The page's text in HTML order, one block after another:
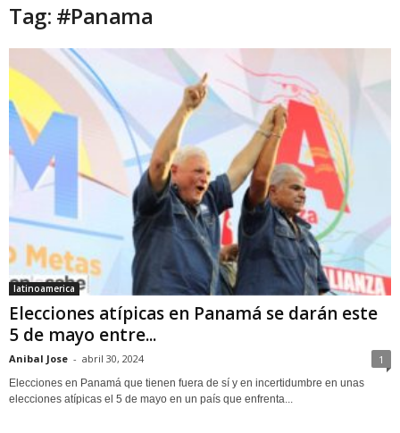
Tag: #Panama
latinoamerica
Elecciones atípicas en Panamá se darán este
5 de mayo entre...
Anibal Jose - abril 30, 2024 1
Elecciones en Panamá que tienen fuera de sí y en incertidumbre en unas
elecciones atípicas el 5 de mayo en un país que enfrenta...